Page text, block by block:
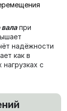
при
надёжности
как в
с